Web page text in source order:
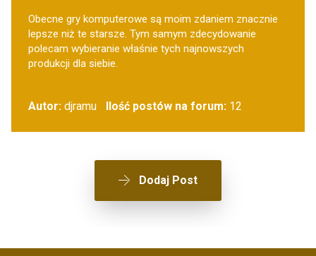
Obecne gry komputerowe są moim zdaniem znacznie
lepsze niż te starsze. Tym samym zdecydowanie
polecam wybieranie właśnie tych najnowszych
produkcji dla siebie.
Autor: djramu Ilość postów na forum:12
Dodaj Post